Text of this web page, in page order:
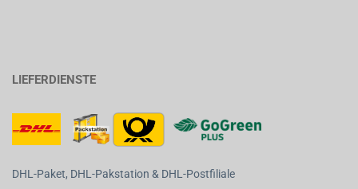
LIEFERDIENSTE
DHL-Paket, DHL-Pakstation & DHL-Postfiliale